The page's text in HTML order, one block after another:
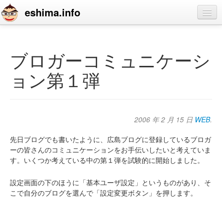
eshima.info
blog
profile
contact
ブロガーコミュニケーシ
ョン第１弾
2006 年 2 月 15 日 WEB.
先日ブログでも書いたように、広島ブログに登録しているブロガ
ーの皆さんのコミュニケーションをお手伝いしたいと考えていま
す。いくつか考えている中の第１弾を試験的に開始しました。
設定画面の下のほうに「基本ユーザ設定」というものがあり、そ
こで自分のブログを選んで「設定変更ボタン」を押します。